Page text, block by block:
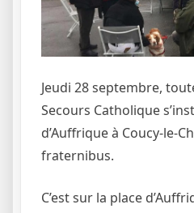
Jeudi 28 septembre,
Secours Catholique
d’Auffrique à Coucy-le-
fraternibus.
C’est sur la place